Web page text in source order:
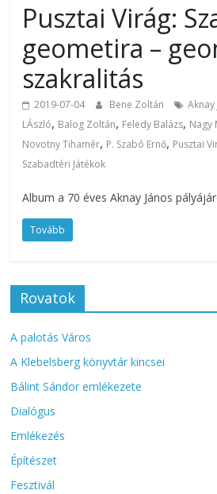
Pusztai Virág:
geometira –
szakralitás
2019-07-04 Bene Zoltán Aknay
LÁszló, Balog Zoltán, Feledy Balázs, Nagy
Novotny Tihamér, P. Szabó Ernő, Pusztai
Szabadtéri Játékok
Album a 70 éves Aknay János
Tovább
Rovatok
A palotás Város
A Klebelsberg könyvtár kincsei
Bálint Sándor emlékezete
Dialógus
Emlékezés
Építészet
Fesztivál